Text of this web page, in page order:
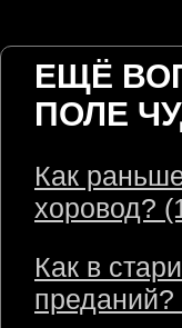
ЕЩЁ
ПОЛЕ
Как
хоровод?
Как в
преданий?